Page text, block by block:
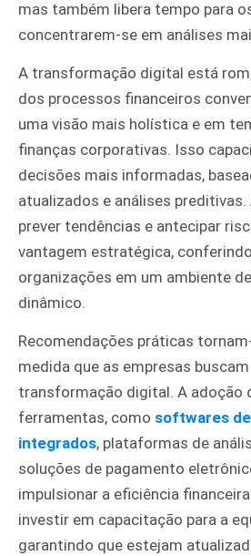
mas também libera tempo para
concentrarem-se em análises
A transformação digital está
dos processos financeiros
uma visão mais holística e em
finanças corporativas. Isso
decisões mais informadas,
atualizados e análises preditivas.
prever tendências e antecipar
vantagem estratégica,
organizações em um ambiente
dinâmico.
Recomendações práticas
medida que as empresas
transformação digital. A adoção
ferramentas, como softwares
integrados, plataformas de
soluções de pagamento
impulsionar a eficiência
investir em capacitação para a
garantindo que estejam